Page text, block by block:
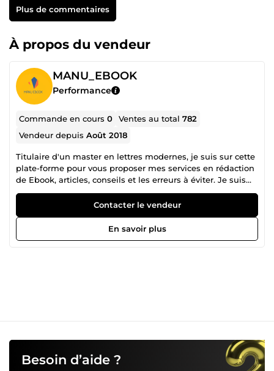
Plus de commentaires
À propos du vendeur
MANU_EBOOK
Performance
Commande en cours0 Ventes au total782
Vendeur depuisAoût 2018
Titulaire d'un master en lettres modernes, je suis sur cette
plate-forme pour vous proposer mes services en rédaction
de Ebook, articles, conseils et les erreurs à éviter. Je suis
toujours à l'écoute de ma clientèle car sa satisfaction est
une priorité. N'hésitez pas à me contacter si vous avez une
question sur un de mes services !
Contacter le vendeur
En savoir plus
Besoin d’aide ?